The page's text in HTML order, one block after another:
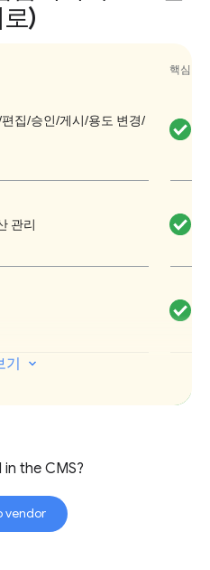
직 시장 소프트웨어
쇄 간행물을 지원하고
런트엔드로 포함하고
Engine)로 옮겨진 상
를 제작하게 됩니다.
하기는 하지만 콘텐
(DAM) 시스템, 메인
콜라주를 만들 수 있
니다. Atex는 메인 페이
)
핵심 플
집/승인/게시/용도 변경/
관리
기
the CMS?
vendor